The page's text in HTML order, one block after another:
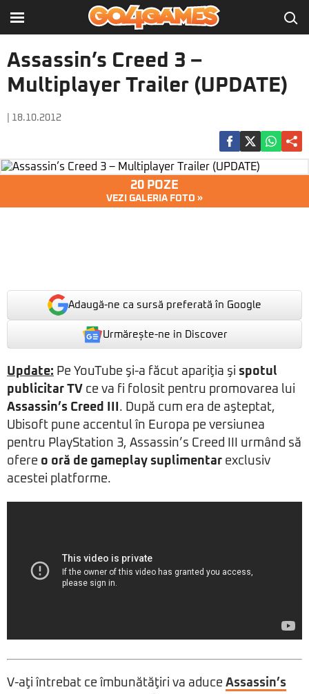
Assassin’s Creed 3 –
Multiplayer Trailer (UPDATE)
| 18.10.2012
20 POZE
VEZI GALERIA FOTO »
Adaugă-ne ca sursă preferată în Google
Urmărește-ne in Discover
Update: Pe YouTube şi-a făcut apariţia şi spotul
publicitar TV ce va fi folosit pentru promovarea lui
Assassin’s Creed III . După cum era de aşteptat,
Ubisoft pune accentul în Europa pe versiunea
pentru PlayStation 3, Assassin’s Creed III urmând să
ofere o oră de gameplay suplimentar exclusiv
acestei platforme.
V-aţi întrebat ce îmbunătăţiri va aduce Assassin’s